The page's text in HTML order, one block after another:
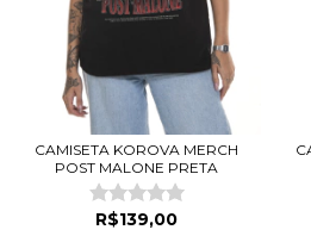
CAMISETA KOROVA MERCH
POST MALONE PRETA
R$139,00